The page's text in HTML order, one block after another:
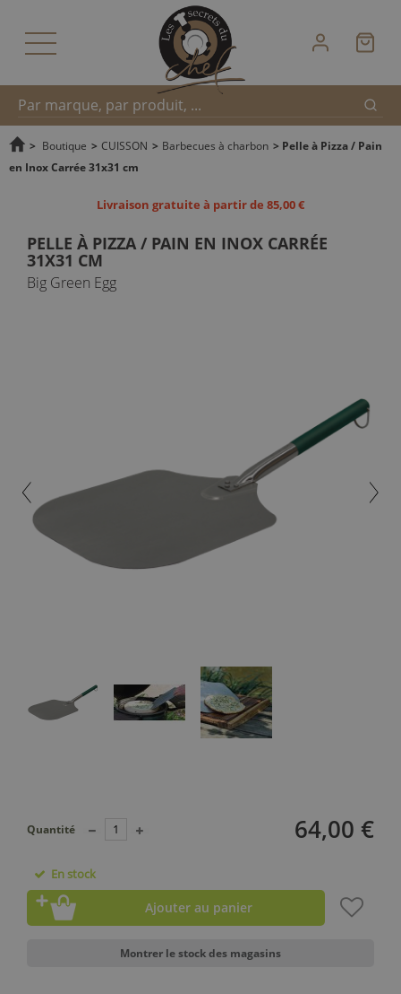
Recherche
> Boutique > CUISSON > Barbecues à charbon > Pelle à Pizza / Pain
en Inox Carrée 31x31 cm
Livraison gratuite à partir de 85,00 €
PELLE À PIZZA / PAIN EN INOX CARRÉE
31X31 CM
Big Green Egg
64,00 €
Quantité
En stock
Ajouter au panier
Montrer le stock des magasins